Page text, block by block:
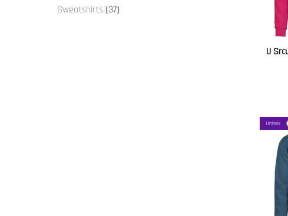
U
Unisex
proizvoda
Sweatshirts 3737